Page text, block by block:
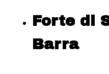
Forte di
Barra